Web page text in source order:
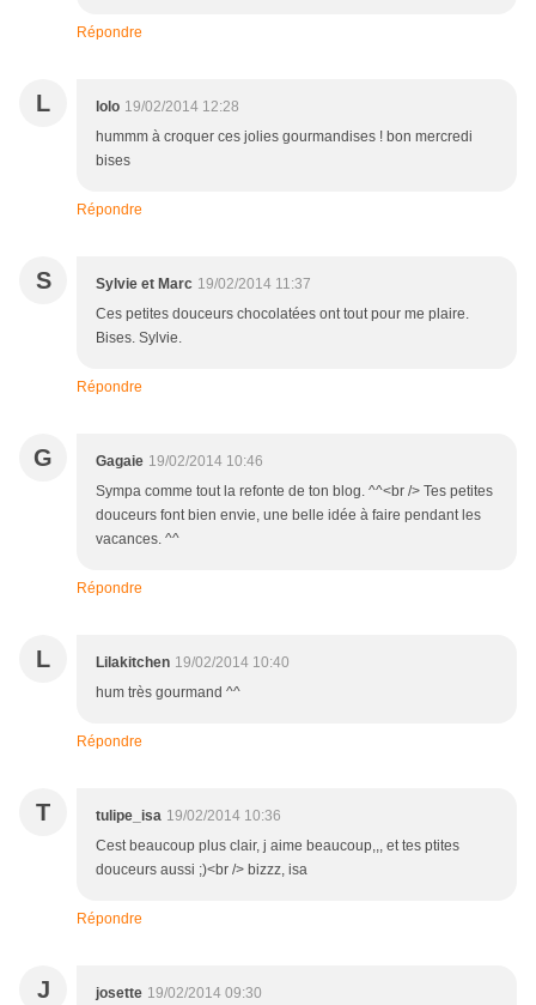
Répondre
L lolo 19/02/2014 12:28
hummm à croquer ces jolies gourmandises ! bon mercredi
bises
Répondre
S Sylvie et Marc 19/02/2014 11:37
Ces petites douceurs chocolatées ont tout pour me plaire.
Bises. Sylvie.
Répondre
G Gagaie 19/02/2014 10:46
Sympa comme tout la refonte de ton blog. ^^<br /> Tes petites
douceurs font bien envie, une belle idée à faire pendant les
vacances. ^^
Répondre
L Lilakitchen 19/02/2014 10:40
hum très gourmand ^^
Répondre
T tulipe_isa 19/02/2014 10:36
Cest beaucoup plus clair, j aime beaucoup,,, et tes ptites
douceurs aussi ;)<br /> bizzz, isa
Répondre
J josette 19/02/2014 09:30